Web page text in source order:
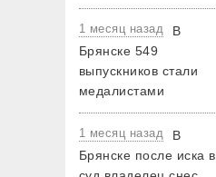
1 месяц назад
В
Брянске 549
выпускников стали
медалистами
1 месяц назад
В
Брянске после иска в